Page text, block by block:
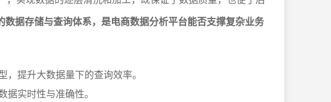
数据存储与查询体系，是电商数据分析平台能否支撑复杂业务
，提升大数据量下的查询效率。
据实时性与准确性。